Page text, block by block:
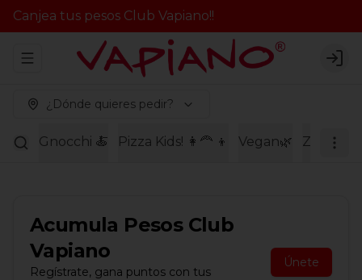
Canjea tus pesos Club Vapiano!!
Abrir menu de navegación
¿Dónde quieres pedir?
Gnocchi 🍝 Pizza Kids! 👩‍🦰 👦 Vegan🌿 Zuppe 🥣
Acumula Pesos Club
Vapiano
Regístrate, gana puntos con tus
Únete